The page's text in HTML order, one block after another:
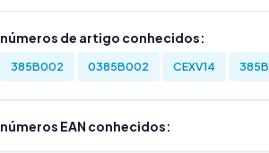
números de artigo conhecidos:
385B002 0385B002 CEXV14
números EAN conhecidos: